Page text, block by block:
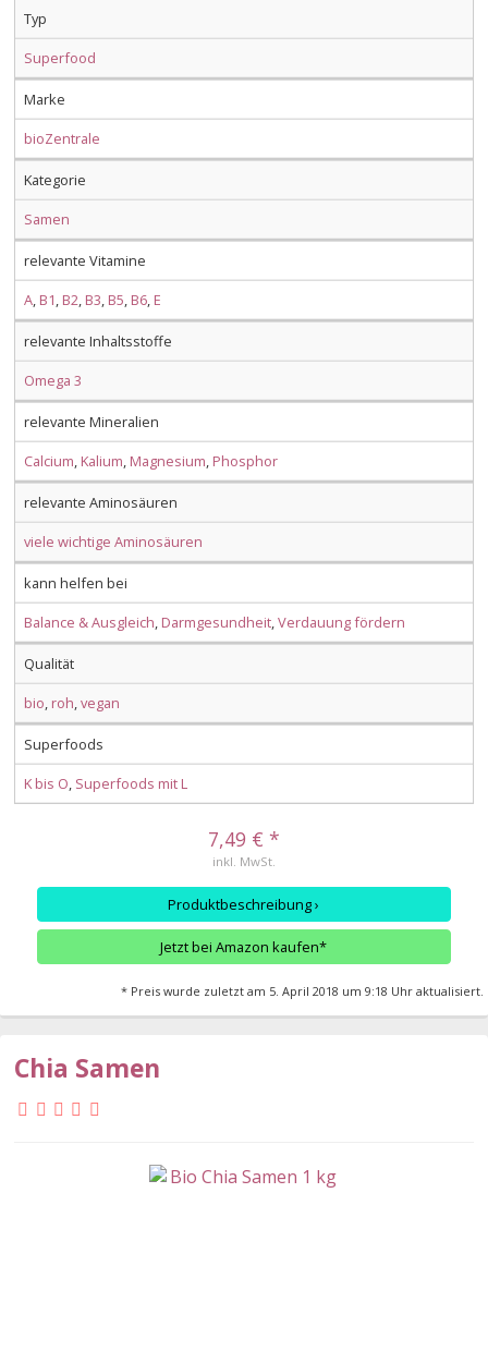
Typ
Superfood
Marke
bioZentrale
Kategorie
Samen
relevante Vitamine
A, B1, B2, B3, B5, B6, E
relevante Inhaltsstoffe
Omega 3
relevante Mineralien
Calcium, Kalium, Magnesium, Phosphor
relevante Aminosäuren
viele wichtige Aminosäuren
kann helfen bei
Balance & Ausgleich, Darmgesundheit,Verdauung fördern
Qualität
bio, roh,vegan
Superfoods
K bis O, Superfoods mit L
7,49 € *
inkl. MwSt.
Produktbeschreibung ›
Jetzt bei Amazon kaufen*
* Preis wurde zuletzt am 5. April 2018 um 9:18 Uhr aktualisiert.
Chia Samen